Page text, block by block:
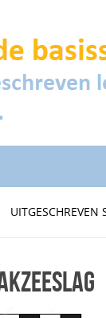
UITGESCHREVEN